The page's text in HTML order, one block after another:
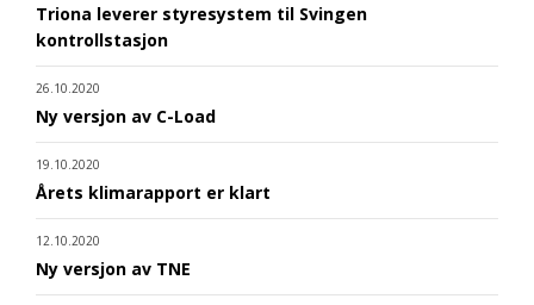
Triona leverer styresystem til Svingen
kontrollstasjon
26.10.2020
Ny versjon av C-Load
19.10.2020
Årets klimarapport er klart
12.10.2020
Ny versjon av TNE